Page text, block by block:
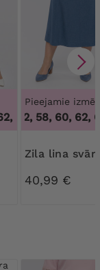
64 ,48, 50, 54,
Pieejamie
52, 58, 60, 62, 64
Zila lina
40,99 €